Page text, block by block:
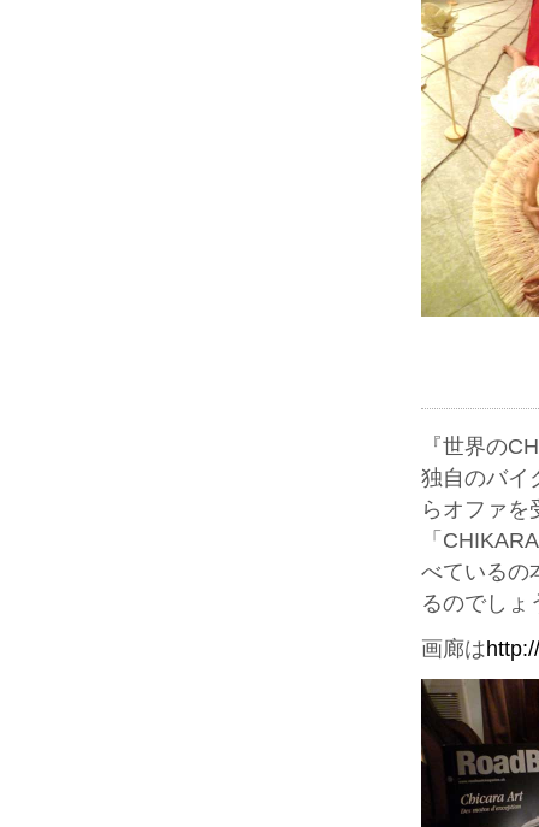
『世界の
独自のバイ
らオファを
「
べているの
るのでしょ
画廊は